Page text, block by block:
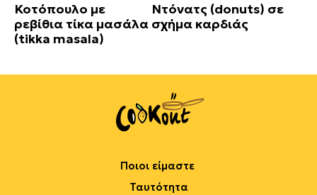
Κοτόπουλο με
ρεβίθια τίκα μασάλα
(tikka masala)
Ντόνατς (donuts) σε
σχήμα καρδιάς
Ποιοι είμαστε
Ταυτότητα